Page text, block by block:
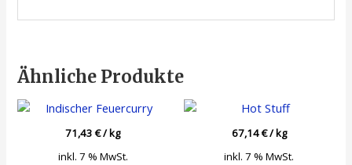
Ähnliche Produkte
71,43€/kg
inkl. 7 % MwSt.
67,14€/kg
inkl. 7 % MwSt.